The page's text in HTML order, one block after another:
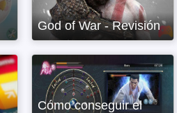
God of War - Revisión
Cómo conseguir el